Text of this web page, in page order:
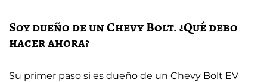
Soy dueño de un Chevy Bolt. ¿Qué debo
hacer ahora?
Su primer paso si es dueño de un Chevy Bolt EV